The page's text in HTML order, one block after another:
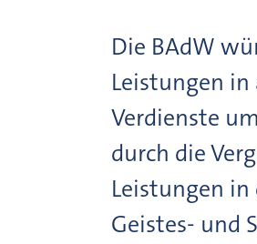
Die BAdW
Leistungen in
Verdienste
durch die
Leistungen
Geistes- und